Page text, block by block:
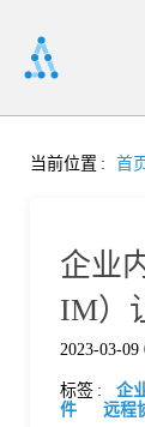
首
当前位置 : 首
企业
IM）
2023-03-09
标签 : 企
件
远程